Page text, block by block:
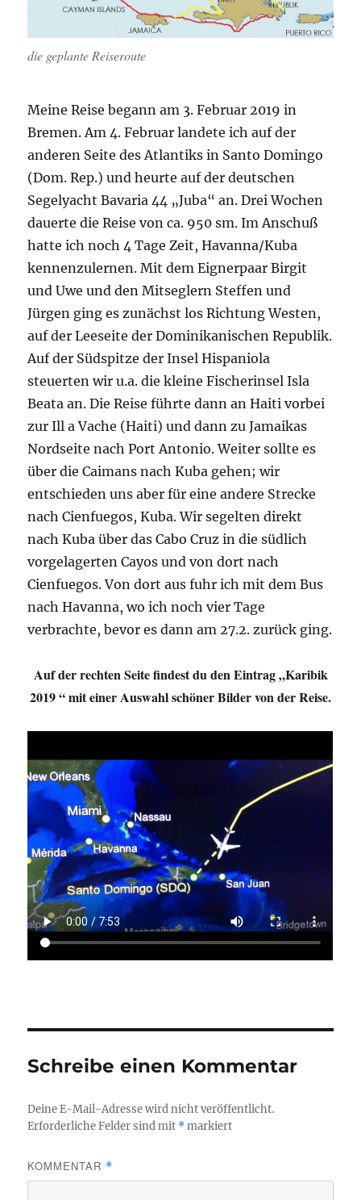
die geplante Reiseroute
Meine Reise begann am 3. Februar 2019 in
Bremen. Am 4. Februar landete ich auf der
anderen Seite des Atlantiks in Santo Domingo
(Dom. Rep.) und heurte auf der deutschen
Segelyacht Bavaria 44 „Juba“ an. Drei Wochen
dauerte die Reise von ca. 950 sm. Im Anschuß
hatte ich noch 4 Tage Zeit, Havanna/Kuba
kennenzulernen. Mit dem Eignerpaar Birgit
und Uwe und den Mitseglern Steffen und
Jürgen ging es zunächst los Richtung Westen,
auf der Leeseite der Dominikanischen Republik.
Auf der Südspitze der Insel Hispaniola
steuerten wir u.a. die kleine Fischerinsel Isla
Beata an. Die Reise führte dann an Haiti vorbei
zur Ill a Vache (Haiti) und dann zu Jamaikas
Nordseite nach Port Antonio. Weiter sollte es
über die Caimans nach Kuba gehen; wir
entschieden uns aber für eine andere Strecke
nach Cienfuegos, Kuba. Wir segelten direkt
nach Kuba über das Cabo Cruz in die südlich
vorgelagerten Cayos und von dort nach
Cienfuegos. Von dort aus fuhr ich mit dem Bus
nach Havanna, wo ich noch vier Tage
verbrachte, bevor es dann am 27.2. zurück ging.
Auf der rechten Seite findest du den Eintrag „Karibik
2019 “ mit einer Auswahl schöner Bilder von der Reise.
Schreibe einen Kommentar
Deine E-Mail-Adresse wird nicht veröffentlicht.
Erforderliche Felder sind mit *markiert
KOMMENTAR *